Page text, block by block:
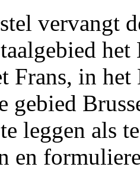
vervangt
Frans, in
gebied
leggen als
en